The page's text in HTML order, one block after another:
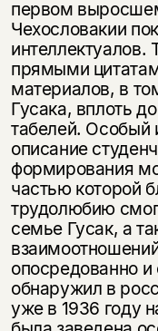
первом
Чехословакии
интеллектуалов.
прямыми
материалов, в
Гусака, вплоть
табелей. Особый
описание
формирования
частью которой
трудолюбию
семье Гусак, а
опосредованно
обнаружил в
уже в 1936 году